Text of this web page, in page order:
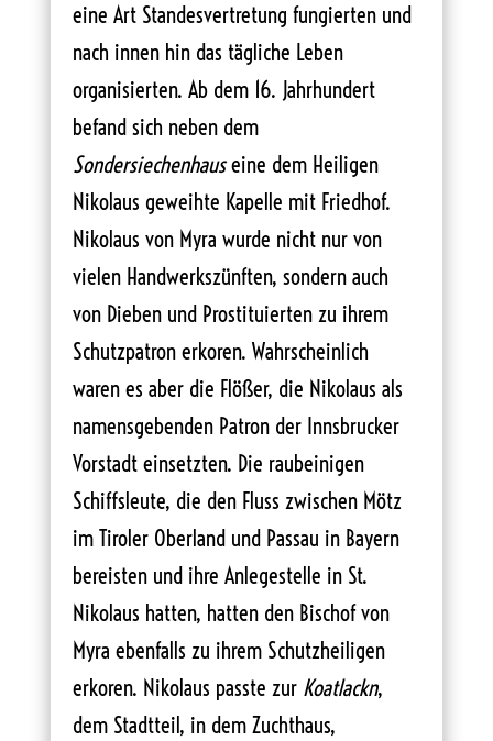
eine Art Standesvertretung fungierten und
nach innen hin das tägliche Leben
organisierten. Ab dem 16. Jahrhundert
befand sich neben dem
Sondersiechenhauseine dem Heiligen
Nikolaus geweihte Kapelle mit Friedhof.
Nikolaus von Myra wurde nicht nur von
vielen Handwerkszünften, sondern auch
von Dieben und Prostituierten zu ihrem
Schutzpatron erkoren. Wahrscheinlich
waren es aber die Flößer, die Nikolaus als
namensgebenden Patron der Innsbrucker
Vorstadt einsetzten. Die raubeinigen
Schiffsleute, die den Fluss zwischen Mötz
im Tiroler Oberland und Passau in Bayern
bereisten und ihre Anlegestelle in St.
Nikolaus hatten, hatten den Bischof von
Myra ebenfalls zu ihrem Schutzheiligen
erkoren. Nikolaus passte zur Koatlackn,
dem Stadtteil, in dem Zuchthaus,